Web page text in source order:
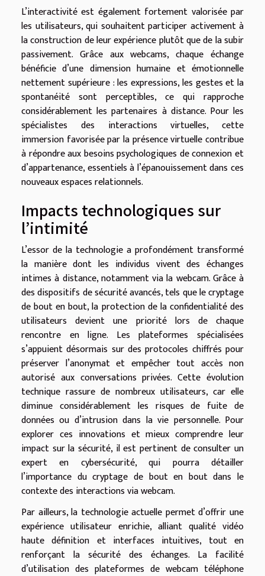
L’interactivité est également fortement valorisée par
les utilisateurs, qui souhaitent participer activement à
la construction de leur expérience plutôt que de la subir
passivement. Grâce aux webcams, chaque échange
bénéficie d’une dimension humaine et émotionnelle
nettement supérieure : les expressions, les gestes et la
spontanéité sont perceptibles, ce qui rapproche
considérablement les partenaires à distance. Pour les
spécialistes des interactions virtuelles, cette
immersion favorisée par la présence virtuelle contribue
à répondre aux besoins psychologiques de connexion et
d’appartenance, essentiels à l’épanouissement dans ces
nouveaux espaces relationnels.
Impacts technologiques sur
l’intimité
L’essor de la technologie a profondément transformé
la manière dont les individus vivent des échanges
intimes à distance, notamment via la webcam. Grâce à
des dispositifs de sécurité avancés, tels que le cryptage
de bout en bout, la protection de la confidentialité des
utilisateurs devient une priorité lors de chaque
rencontre en ligne. Les plateformes spécialisées
s’appuient désormais sur des protocoles chiffrés pour
préserver l’anonymat et empêcher tout accès non
autorisé aux conversations privées. Cette évolution
technique rassure de nombreux utilisateurs, car elle
diminue considérablement les risques de fuite de
données ou d’intrusion dans la vie personnelle. Pour
explorer ces innovations et mieux comprendre leur
impact sur la sécurité, il est pertinent de consulter un
expert en cybersécurité, qui pourra détailler
l’importance du cryptage de bout en bout dans le
contexte des interactions via webcam.
Par ailleurs, la technologie actuelle permet d’offrir une
expérience utilisateur enrichie, alliant qualité vidéo
haute définition et interfaces intuitives, tout en
renforçant la sécurité des échanges. La facilité
d’utilisation des plateformes de webcam téléphone